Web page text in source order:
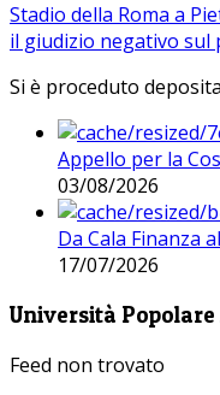
Stadio della Roma a
il giudizio negativo sul
Si è proceduto
Appello per la
03/08/2026
Da Cala Finanza
17/07/2026
Università
Feed non trovato